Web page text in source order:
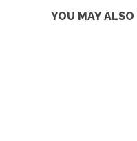
YOU MAY ALSO